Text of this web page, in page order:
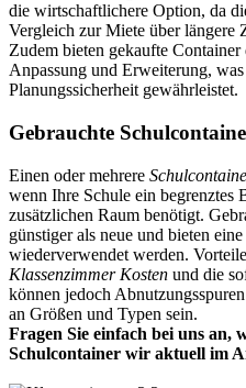
die wirtschaftlichere Option, da
Vergleich zur Miete über längere
Zudem bieten gekaufte
Anpassung und Erweiterung,
Planungssicherheit gewährleistet.
Gebrauchte
Einen oder mehrere
wenn Ihre Schule ein begrenztes
zusätzlichen Raum benötigt.
günstiger als neue und bieten
wiederverwendet werden.
Klassenzimmer Kosten und die
können jedoch
an Größen und Typen sein.
Fragen Sie einfach bei uns an,
Schulcontainer wir aktuell im